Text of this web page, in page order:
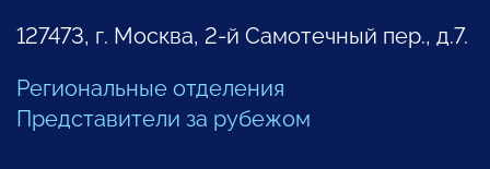
127473, г. Москва, 2-й Самотечный пер., д.7.
Региональные отделения
Представители за рубежом